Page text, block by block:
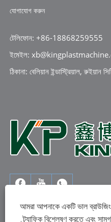
যোগাযোগ করুন
টেলিফোন: +86-18868259555
ইমেইল:
ঠিকানা: বেলিয়ান ইন্ডাস্ট্রিয়াল, রুইয়ান
আমরা আপনাকে একটি ভাল
ট্র্যাফিক বিশ্লেষণ করতে এবং